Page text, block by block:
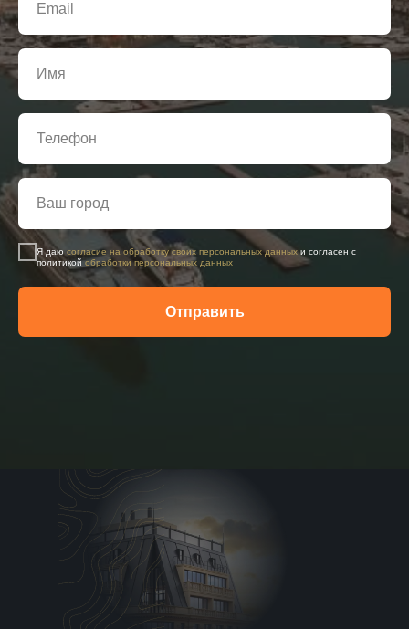
Я даю согласие на обработку своих персональных данныхи согласен с
политикойобработки персональных данных
Отправить